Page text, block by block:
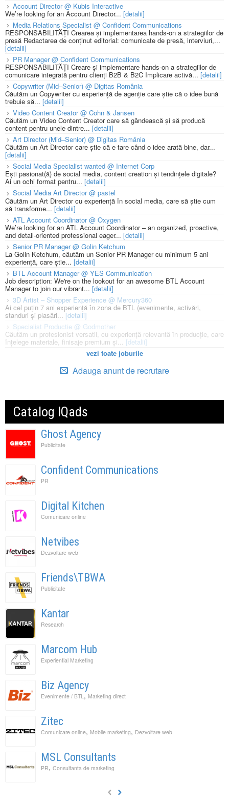
Account Director @ Kubis Interactive
We’re looking for an Account Director... [detalii]
Media Relations Specialist @ Confident Communications
RESPONSABILITĂȚI Crearea și implementarea hands-on a strategiilor de
presă Redactarea de conținut editorial: comunicate de presă, interviuri,...
[detalii]
PR Manager @ Confident Communications
RESPONSABILITĂȚI Creare și implementare hands-on a strategiilor de
comunicare integrată pentru clienți B2B & B2C Implicare activă... [detalii]
Copywriter (Mid–Senior) @ Digitas România
Căutăm un Copywriter cu experiență de agenție care știe că o idee bună
trebuie să... [detalii]
Video Content Creator @ Cohn & Jansen
Căutăm un Video Content Creator care să gândească și să producă
content pentru unele dintre... [detalii]
Art Director (Mid–Senior) @ Digitas România
Căutăm un Art Director care știe că e tare când o idee arată bine, dar...
[detalii]
Social Media Specialist wanted @ Internet Corp
Ești pasionat(ă) de social media, content creation și tendințele digitale?
Ai un ochi format pentru... [detalii]
Social Media Art Director @ pastel
Căutăm un Art Director cu experiență în social media, care să știe cum
să transforme... [detalii]
ATL Account Coordinator @ Oxygen
We’re looking for an ATL Account Coordinator – an organized, proactive,
and detail-oriented professional eager... [detalii]
Senior PR Manager @ Golin Ketchum
La Golin Ketchum, căutăm un Senior PR Manager cu minimum 5 ani
experiență, care știe... [detalii]
BTL Account Manager @ YES Communication
Job description: We're on the lookout for an awesome BTL Account
Manager to join our vibrant... [detalii]
3D Artist – Shopper Experience @ Mercury360
Ai cel puțin 7 ani experiență în zona de BTL (evenimente, activări,
standuri și plasări...[detalii]
Specialist Productie @ Godmother
Căutăm un profesionist versatil, cu experiență relevantă în producție, care
înțelege materiale, finisaje premium și... [detalii]
vezi toate joburile
Adauga anunt de recrutare
Catalog IQads
Ghost Agency
Publicitate
Confident Communications
PR
Digital Kitchen
Comunicare online
Netvibes
Dezvoltare web
Friends\TBWA
Publicitate
Kantar
Research
Marcom Hub
Experiential Marketing
Biz Agency
Evenimente / BTL, Marketing direct
Zitec
Comunicare online, Mobile marketing, Dezvoltare web
MSL Consultants
PR, Consultanta de marketing